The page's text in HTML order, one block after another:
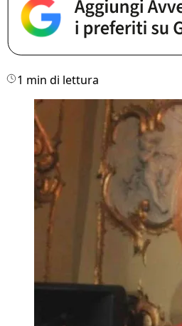
1 min di lettura